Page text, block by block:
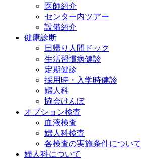
医師紹介
センター内ツアー
設備紹介
健康診断
日帰り人間ドック
生活習慣病健診
定期健診
採用時・入学時健診
婦人科
協会けんぽ
オプション検査
血液検査
婦人科検査
各検査の実施条件について
婦人科について